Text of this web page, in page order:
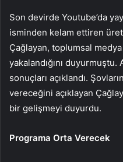
Son devirde Youtube’da
isminden kelam ettiren
Çağlayan, toplumsal
yakalandığını duyurmuştu.
sonuçları açıklandı.
vereceğini açıklayan
bir gelişmeyi duyurdu.
Programa Orta Verecek